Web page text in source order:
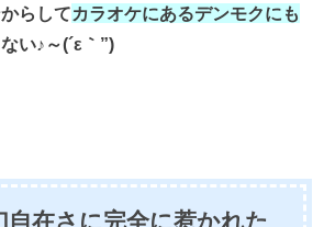
らしてカラオケにあるデンモクにも
い♪～(´ε｀”)
自在さに完全に惹かれた